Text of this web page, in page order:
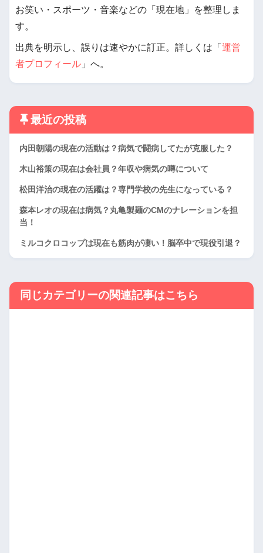
お笑い・スポーツ・音楽などの「現在地」を整理しま
す。
出典を明示し、誤りは速やかに訂正。詳しくは「 運営
者プロフィール 」へ。
最近の投稿
内田朝陽の現在の活動は？病気で闘病してたが克服した？
木山裕策の現在は会社員？年収や病気の噂について
松田洋治の現在の活躍は？専門学校の先生になっている？
森本レオの現在は病気？丸亀製麺のCMのナレーションを担
当！
ミルコクロコップは現在も筋肉が凄い！脳卒中で現役引退？
同じカテゴリーの関連記事はこちら